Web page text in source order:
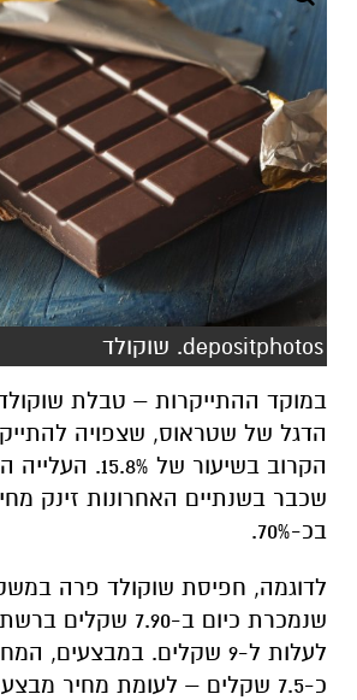
depositphotos. שוקולד
במוקד ההתייקרות – טבלת
הדגל של שטראוס, שצפויה
הקרוב בשיעור של
שכבר בשנתיים האחרונות זינק
בכ-70%.
שנמכרת כיום ב-7.90
לעלות ל-9 שקלים. במבצעים,